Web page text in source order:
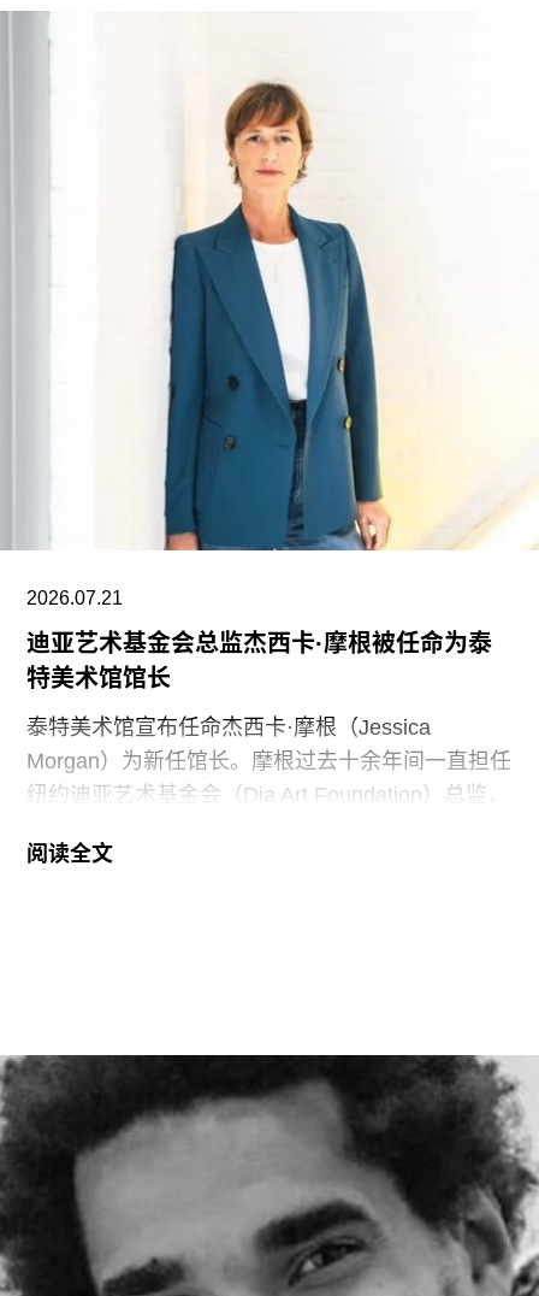
后一家非营利性艺术院校，但近年来持续受招生人
数下降和预算赤字影响导致裁员，最终于今年年初
被范德堡大学收购。根据收购协议，加州艺术学院
将于2026-27学年结束后停止办学。
这笔捐赠是黄仁勋夫妇迄今向教育机构提供的最大
单笔捐款，金额超过了此前向其母校俄勒冈州立大
学捐赠的5000万美元。加上去年2月向范德堡大学
捐赠的2250万美元，黄仁勋夫妇对该校的捐赠总额
已达到9750万美元。同时，他们还带动了其他慈善
捐赠者向范德堡大学旧金山校区扩建项目捐赠共计
黄仁勋在一份声明中表示，此次捐赠旨在培养新一
代创作者，进一步巩固旧金山作为创新与创意之都
的文化基础。“技术拓展了我们能够创造什么，而艺
术与设计决定了我们为何创造。二者共同塑造了文
成为全球市值最高的企业之一，也是全球人工智能
浪潮中的核心企业。此次向范德堡大学新校区捐赠
的同时，
2026.07.21
迪亚艺术基金会总监杰西卡·摩根被任命为泰
特美术馆馆长
泰特美术馆宣布任命杰西卡·摩根（Jessica
Morgan）为新任馆长。摩根过去十余年间一直担任
纽约迪亚艺术基金会（Dia Art Foundation）总监，
位，后者在担任馆长九年后于今年春季离任。摩根
多个职务，包括国际艺术策展人，因此一直被视为
这一职位的热门人选。不过薪酬问题曾是任命过程
中的重要障碍，因为摩根在迪亚艺术基金会的收入
明显高于巴尔肖。泰特美术馆主席罗兰·拉德
（Roland Rudd）向《卫报》透露，摩根在接受这
一职位时接受了“大幅降薪”。
摩根加入泰特美术馆之际，正值该机构处于动荡时
阅读全文